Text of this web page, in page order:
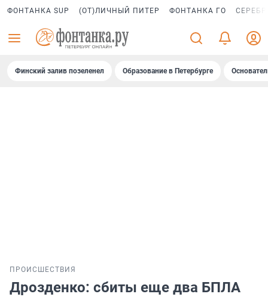
ФОНТАНКА SUP (ОТ)ЛИЧНЫЙ ПИТЕР ФОНТАНКА ГО
Финский залив позеленел Образование в Петербурге
ПРОИСШЕСТВИЯ
Дрозденко: сбиты еще два БПЛА